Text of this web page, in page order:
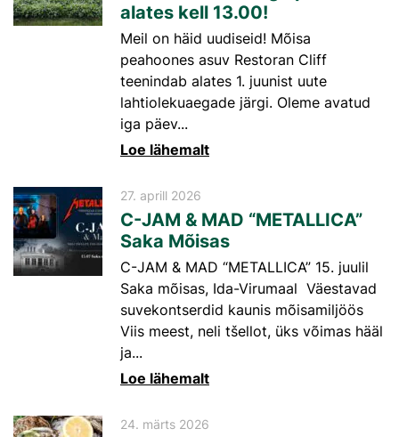
alates kell 13.00!
Meil on häid uudiseid! Mõisa
peahoones asuv Restoran Cliff
teenindab alates 1. juunist uute
lahtiolekuaegade järgi. Oleme avatud
iga päev...
Loe lähemalt
27. aprill 2026
C-JAM & MAD “METALLICA”
Saka Mõisas
C-JAM & MAD “METALLICA” 15. juulil
Saka mõisas, Ida-Virumaal Väestavad
suvekontserdid kaunis mõisamiljöös
Viis meest, neli tšellot, üks võimas hääl
ja...
Loe lähemalt
24. märts 2026